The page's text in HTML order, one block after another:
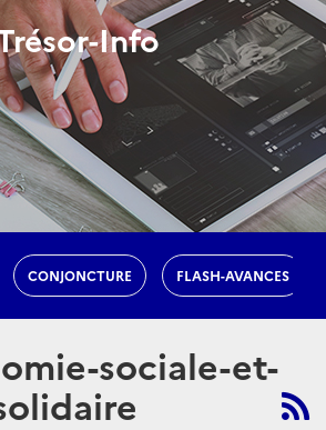
Info
CONJONCTURE FLASH-AVANCES
sociale-et-